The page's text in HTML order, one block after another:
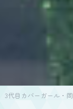
3代目カバーガール・